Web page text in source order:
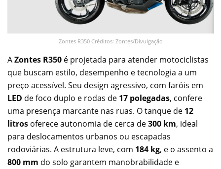
Zontes R350 Créditos: Zontes/Divulgação
AZontes R350 é projetada para atender motociclistas
que buscam estilo, desempenho e tecnologia a um
preço acessível. Seu design agressivo, com faróis em
LED de foco duplo e rodas de 17 polegadas, confere
uma presença marcante nas ruas. O tanque de 12
litros oferece autonomia de cerca de300 km, ideal
para deslocamentos urbanos ou escapadas
rodoviárias. A estrutura leve, com 184 kg, e o assento a
800 mm do solo garantem manobrabilidade e